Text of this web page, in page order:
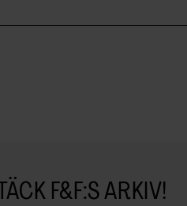
F&F:S ARKIV!